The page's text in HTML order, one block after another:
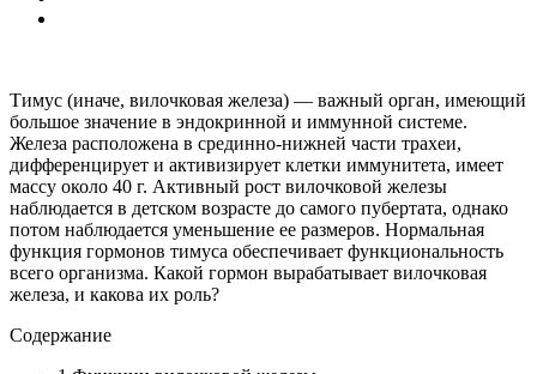
Тимус (иначе, вилочковая железа) — важный орган, имеющий
большое значение в эндокринной и иммунной системе.
Железа расположена в срединно-нижней части трахеи,
дифференцирует и активизирует клетки иммунитета, имеет
массу около 40 г. Активный рост вилочковой железы
наблюдается в детском возрасте до самого пубертата, однако
потом наблюдается уменьшение ее размеров. Нормальная
функция гормонов тимуса обеспечивает функциональность
всего организма. Какой гормон вырабатывает вилочковая
железа, и какова их роль?
Содержание